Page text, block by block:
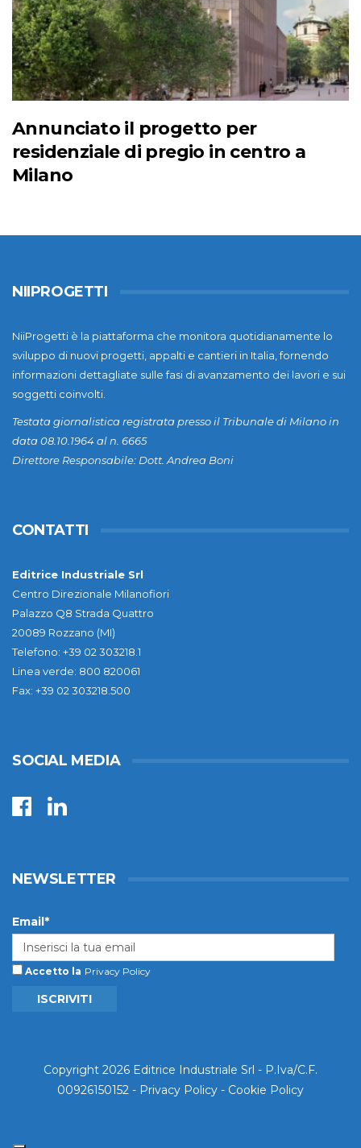
Annunciato il progetto per
residenziale di pregio in centro a
Milano
NIIPROGETTI
NiiProgetti è la piattaforma che monitora quotidianamente lo
sviluppo di nuovi progetti, appalti e cantieri in Italia, fornendo
informazioni dettagliate sulle fasi di avanzamento dei lavori e sui
soggetti coinvolti.
Testata giornalistica registrata presso il Tribunale di Milano in
data 08.10.1964 al n. 6665
Direttore Responsabile: Dott. Andrea Boni
CONTATTI
Editrice Industriale Srl
Centro Direzionale Milanofiori
Palazzo Q8 Strada Quattro
20089 Rozzano (MI)
Telefono: +39 02 303218.1
Linea verde: 800 820061
Fax: +39 02 303218.500
SOCIAL MEDIA
NEWSLETTER
Email*
Accetto la Privacy Policy
ISCRIVITI
Copyright 2026 Editrice Industriale Srl - P.Iva/C.F.
00926150152 - Privacy Policy - Cookie Policy